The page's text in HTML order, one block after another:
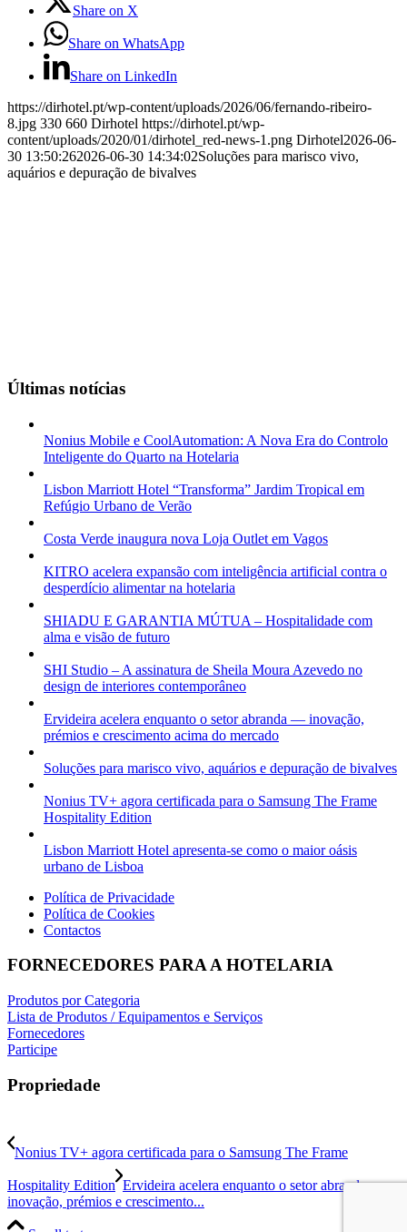
Share on X
Share on WhatsApp
Share on LinkedIn
https://dirhotel.pt/wp-content/uploads/2026/06/fernando-ribeiro-
8.jpg 330 660 Dirhotel https://dirhotel.pt/wp-
content/uploads/2020/01/dirhotel_red-news-1.png Dirhotel2026-06-
30 13:50:262026-06-30 14:34:02Soluções para marisco vivo,
aquários e depuração de bivalves
Últimas notícias
Nonius Mobile e CoolAutomation: A Nova Era do Controlo
Inteligente do Quarto na Hotelaria
Lisbon Marriott Hotel “Transforma” Jardim Tropical em
Refúgio Urbano de Verão
Costa Verde inaugura nova Loja Outlet em Vagos
KITRO acelera expansão com inteligência artificial contra o
desperdício alimentar na hotelaria
SHIADU E GARANTIA MÚTUA – Hospitalidade com
alma e visão de futuro
SHI Studio – A assinatura de Sheila Moura Azevedo no
design de interiores contemporâneo
Ervideira acelera enquanto o setor abranda — inovação,
prémios e crescimento acima do mercado
Soluções para marisco vivo, aquários e depuração de bivalves
Nonius TV+ agora certificada para o Samsung The Frame
Hospitality Edition
Lisbon Marriott Hotel apresenta-se como o maior oásis
urbano de Lisboa
Política de Privacidade
Política de Cookies
Contactos
FORNECEDORES PARA A HOTELARIA
Produtos por Categoria
Lista de Produtos / Equipamentos e Serviços
Fornecedores
Participe
Propriedade
Nonius TV+ agora certificada para o Samsung The Frame
Hospitality Edition Ervideira acelera enquanto o setor abranda —
inovação, prémios e crescimento...